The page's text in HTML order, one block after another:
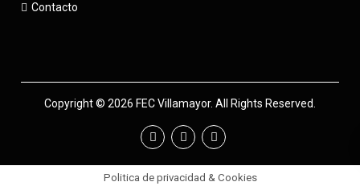
Contacto
Copyright © 2026 FEC Villamayor. All Rights Reserved.
Politica de privacidad & Cookies